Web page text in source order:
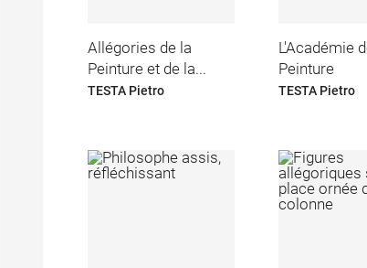
Allégories de la
Peinture et de la...
TESTA Pietro
L'Académie
Peinture
TESTA Pietro